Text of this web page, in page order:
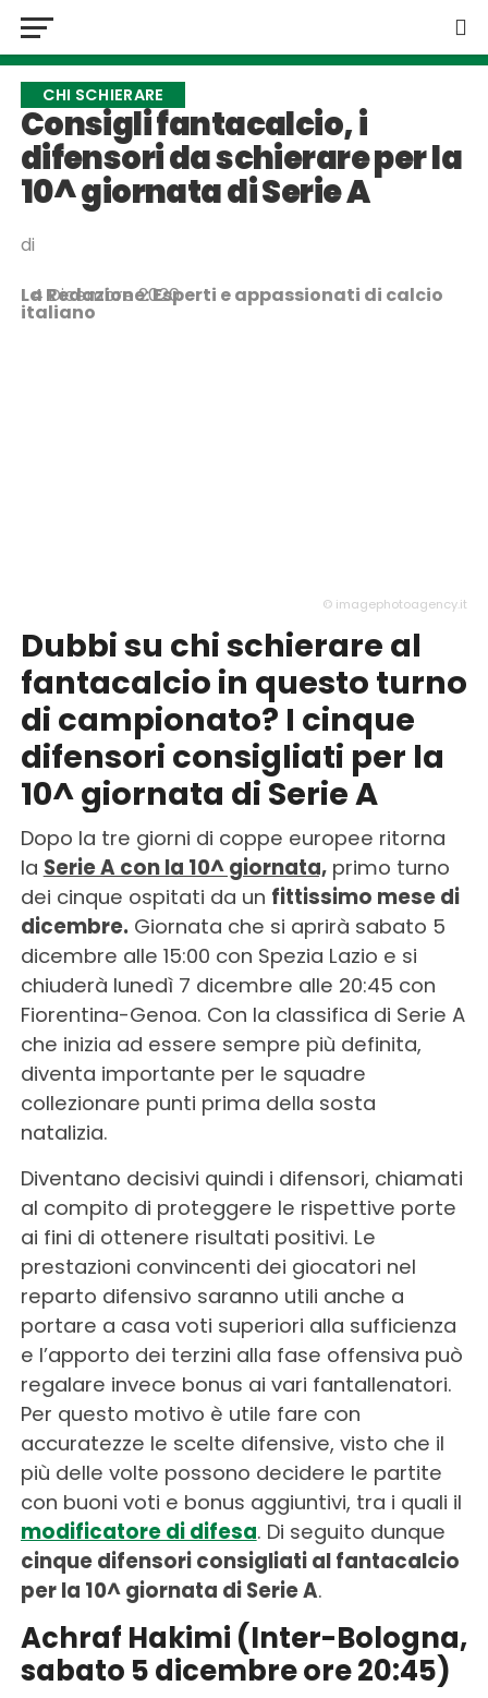
CHI SCHIERARE
Consigli fantacalcio, i
difensori da schierare per la
10^ giornata di Serie A
di
La Redazione: Esperti e appassionati di calcio
italiano
4 Dicembre 2020
© imagephotoagency.it
Dubbi su chi schierare al
fantacalcio in questo turno
di campionato? I cinque
difensori consigliati per la
10^ giornata di Serie A
Dopo la tre giorni di coppe europee ritorna
la Serie A con la 10^ giornata,primo turno
dei cinque ospitati da un fittissimo mese di
dicembre. Giornata che si aprirà sabato 5
dicembre alle 15:00 con Spezia Lazio e si
chiuderà lunedì 7 dicembre alle 20:45 con
Fiorentina-Genoa. Con la classifica di Serie A
che inizia ad essere sempre più definita,
diventa importante per le squadre
collezionare punti prima della sosta
natalizia.
Diventano decisivi quindi i difensori, chiamati
al compito di proteggere le rispettive porte
ai fini di ottenere risultati positivi. Le
prestazioni convincenti dei giocatori nel
reparto difensivo saranno utili anche a
portare a casa voti superiori alla sufficienza
e l’apporto dei terzini alla fase offensiva può
regalare invece bonus ai vari fantallenatori.
Per questo motivo è utile fare con
accuratezze le scelte difensive, visto che il
più delle volte possono decidere le partite
con buoni voti e bonus aggiuntivi, tra i quali il
modificatore di difesa. Di seguito dunque
cinque difensori consigliati al fantacalcio
per la 10^ giornata di Serie A.
Achraf Hakimi (Inter-Bologna,
sabato 5 dicembre ore 20:45)